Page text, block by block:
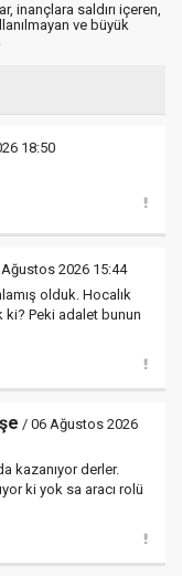
inançlara saldırı içeren,
ve büyük
18:50
2026 15:44
olduk. Hocalık
ki? Peki adalet bunun
/ 06 Ağustos 2026
kazanıyor derler.
ki yok sa aracı rolü